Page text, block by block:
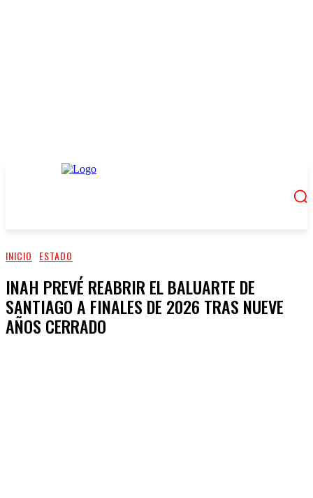
INICIO ESTADO
INAH PREVÉ REABRIR EL BALUARTE DE
SANTIAGO A FINALES DE 2026 TRAS NUEVE
AÑOS CERRADO